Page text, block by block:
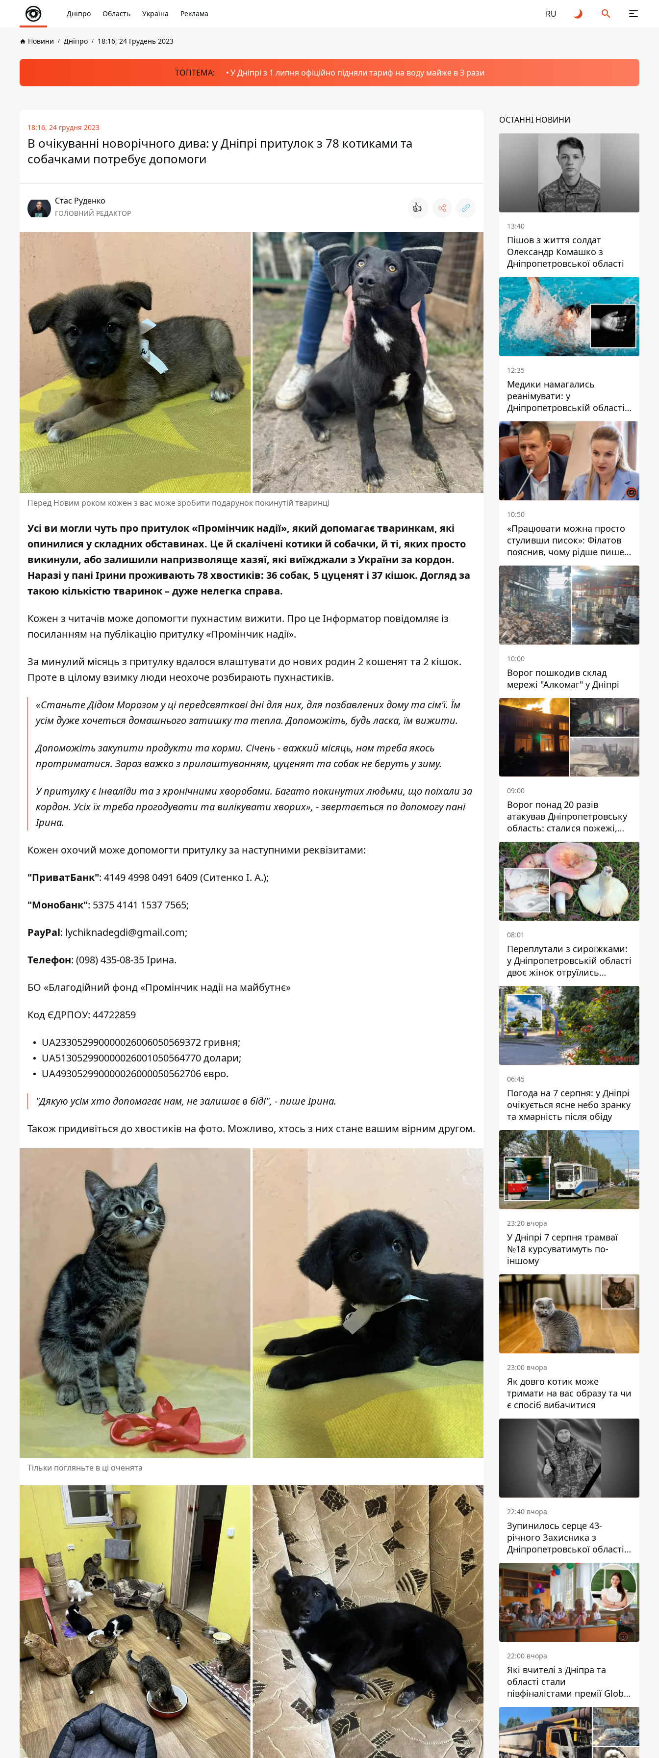
Дніпро Область Україна Реклама RU
Новини Дніпро 18:16, 24 Грудень 2023
ТОПТЕМА: У Дніпрі з 1 липня офіційно підняли тариф на воду майже в 3 рази
18:16, 24 грудня 2023
В очікуванні новорічного дива: у Дніпрі притулок з 78 котиками та
собачками потребує допомоги
Стас Руденко
ГОЛОВНИЙ РЕДАКТОР 👍
Перед Новим роком кожен з вас може зробити подарунок покинутій тваринці
Усі ви могли чуть про притулок «Промінчик надії», який допомагає тваринкам, які
опинилися у складних обставинах. Це й скалічені котики й собачки, й ті, яких просто
викинули, або залишили напризволяще хазяї, які виїжджали з України за кордон.
Наразі у пані Ірини проживають 78 хвостиків: 36 собак, 5 цуценят і 37 кішок. Догляд за
такою кількістю тваринок – дуже нелегка справа.
Кожен з читачів може допомогти пухнастим вижити. Про це Інформатор повідомляє із
посиланням на публікацію притулку «Промінчик надії».
За минулий місяць з притулку вдалося влаштувати до нових родин 2 кошенят та 2 кішок.
Проте в цілому взимку люди неохоче розбирають пухнастиків.
«Станьте Дідом Морозом у ці передсвяткові дні для них, для позбавлених дому та сім'ї. Їм
усім дуже хочеться домашнього затишку та тепла. Допоможіть, будь ласка, їм вижити.
Допоможіть закупити продукти та корми. Січень - важкий місяць, нам треба якось
протриматися. Зараз важко з прилаштуванням, цуценят та собак не беруть у зиму.
У притулку є інваліди та з хронічними хворобами. Багато покинутих людьми, що поїхали за
кордон. Усіх їх треба прогодувати та вилікувати хворих», - звертається по допомогу пані
Ірина.
Кожен охочий може допомогти притулку за наступними реквізитами:
"ПриватБанк": 4149 4998 0491 6409 (Ситенко І. А.);
"Монобанк": 5375 4141 1537 7565;
PayPal: lychiknadegdi@gmail.com;
Телефон: (098) 435-08-35Ірина.
БО «Благодійний фонд «Промінчик надії на майбутнє»
Код ЄДРПОУ: 44722859
UA233052990000026006050569372 гривня;
UA513052990000026001050564770 долари;
UA493052990000026000050562706 євро.
"Дякую усім хто допомагає нам, не залишає в біді", - пише Ірина.
Також придивіться до хвостиків на фото. Можливо, хтось з них стане вашим вірним другом.
Тільки погляньте в ці оченята
ОСТАННІ НОВИНИ
13:40
Пішов з життя солдат
Олександр Комашко з
Дніпропетровської області
12:35
Медики намагались
реанімувати: у
Дніпропетровській області
дворічний хлопчик потонув
у басейні
10:50
«Працювати можна просто
стуливши писок»: Філатов
пояснив, чому рідше пише у
соцмережах та
розкритикував медійність
чиновників
10:00
Ворог пошкодив склад
мережі "Алкомаг" у Дніпрі
09:00
Ворог понад 20 разів
атакував Дніпропетровську
область: сталися пожежі,
постраждали будинки,
інфраструктура та авто
08:01
Переплутали з сироїжками:
у Дніпропетровській області
двоє жінок отруїлись
грибами
06:45
Погода на 7 серпня: у Дніпрі
очікується ясне небо зранку
та хмарність після обіду
23:20 вчора
У Дніпрі 7 серпня трамваї
№18 курсуватимуть по-
іншому
23:00 вчора
Як довго котик може
тримати на вас образу та чи
є спосіб вибачитися
22:40 вчора
Зупинилось серце 43-
річного Захисника з
Дніпропетровської області
Євгена Зінченка
22:00 вчора
Які вчителі з Дніпра та
області стали
півфіналістами премії Global
Teacher Prize Ukraine 2026